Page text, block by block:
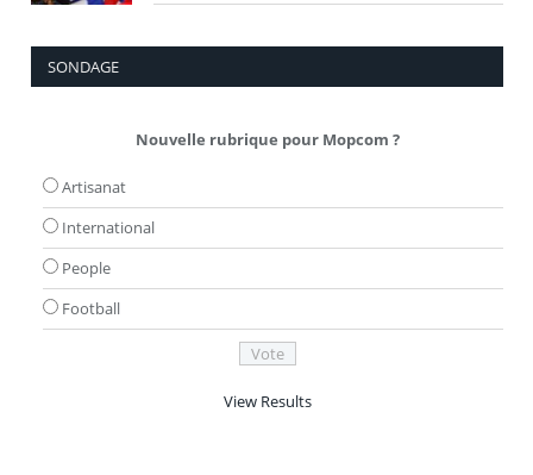
SONDAGE
Nouvelle rubrique pour Mopcom ?
Artisanat
International
People
Football
View Results